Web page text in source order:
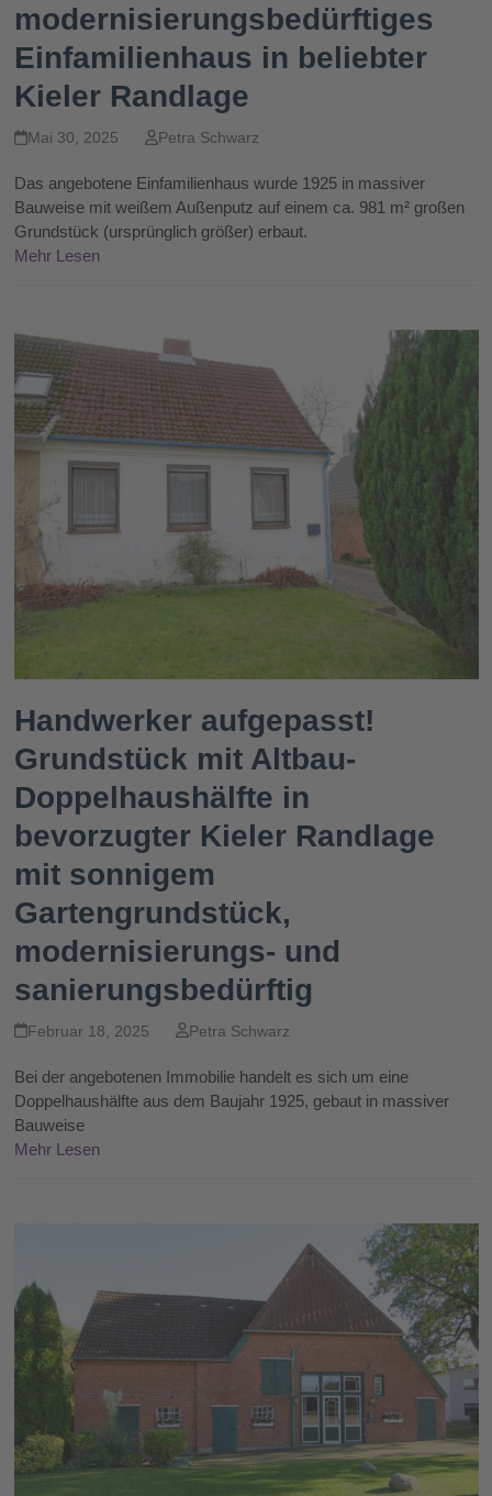
modernisierungsbedürftiges
Einfamilienhaus in beliebter
Kieler Randlage
Mai 30, 2025 Petra Schwarz
Das angebotene Einfamilienhaus wurde 1925 in massiver
Bauweise mit weißem Außenputz auf einem ca. 981 m² großen
Grundstück (ursprünglich größer) erbaut.
Mehr Lesen
Handwerker aufgepasst!
Grundstück mit Altbau-
Doppelhaushälfte in
bevorzugter Kieler Randlage
mit sonnigem
Gartengrundstück,
modernisierungs- und
sanierungsbedürftig
Februar 18, 2025 Petra Schwarz
Bei der angebotenen Immobilie handelt es sich um eine
Doppelhaushälfte aus dem Baujahr 1925, gebaut in massiver
Bauweise
Mehr Lesen